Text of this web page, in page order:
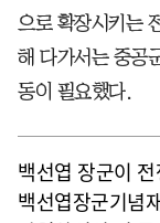
으로 확장시키는
해 다가서는 중공
동이 필요했다.
백선엽 장군이
백선엽장군기념